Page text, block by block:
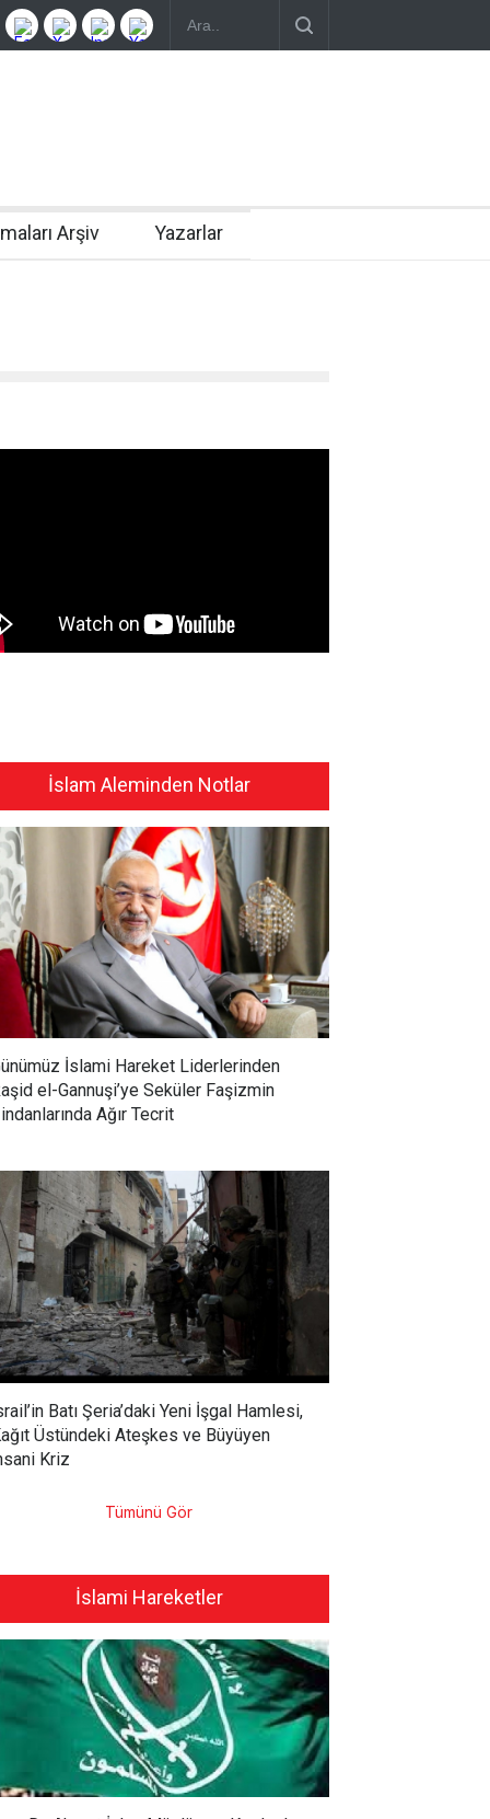
Arşiv Yazarlar
İslam Aleminden Notlar
İslami Hareket Liderlerinden
el-Gannuşi’ye Seküler Faşizmin
Ağır Tecrit
Batı Şeria’daki Yeni İşgal Hamlesi,
Üstündeki Ateşkes ve Büyüyen
Kriz
Tümünü Gör
İslami Hareketler